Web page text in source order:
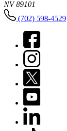
NV 89101
(702) 598-4529